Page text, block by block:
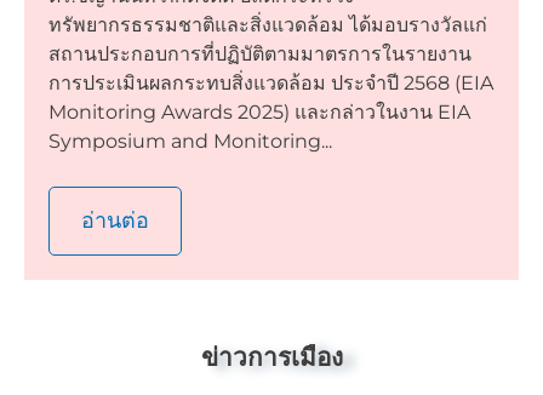
ทรัพยากรธรรมชาติและสิ่งแวดล้อม ได้มอบรางวัลแก่
สถานประกอบการที่ปฏิบัติตามมาตรการในรายงาน
การประเมินผลกระทบสิ่งแวดล้อม ประจำปี 2568 (EIA
Monitoring Awards 2025) และกล่าวในงาน EIA
Symposium and Monitoring...
อ่านต่อ
ข่าวการเมือง